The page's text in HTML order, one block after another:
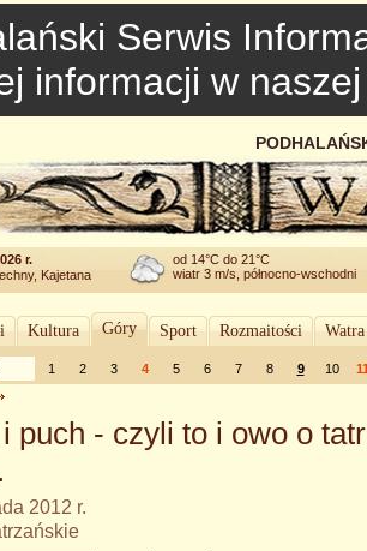
Serwis
informacji w
r.
Kajetana
od 14°C do 21°C
wiatr 3 m/s, północno-wschodni
Kultura Góry Sport Rozmaitości
1 2 3 4 5 6 7 8 9 10
puch - czyli to i owo o
2012 r.